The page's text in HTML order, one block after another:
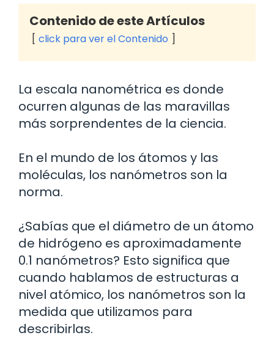
Contenido de este Artículos
click para ver el Contenido
La escala nanométrica es donde
ocurren algunas de las maravillas
más sorprendentes de la ciencia.
En el mundo de los átomos y las
moléculas, los nanómetros son la
norma.
¿Sabías que el diámetro de un átomo
de hidrógeno es aproximadamente
0.1 nanómetros? Esto significa que
cuando hablamos de estructuras a
nivel atómico, los nanómetros son la
medida que utilizamos para
describirlas.